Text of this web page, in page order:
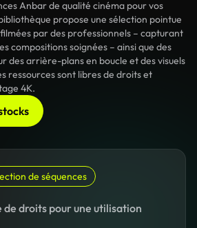
Anbar de qualité cinéma pour vos
propose une sélection pointue
par des professionnels – capturant
compositions soignées – ainsi que des
des arrière-plans en boucle et des visuels
ressources sont libres de droits et
4K.
de séquences
de droits pour une utilisation